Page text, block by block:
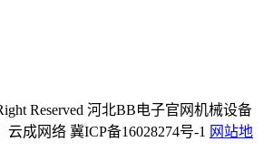
Reserved 河北BB电子官网机械设备
成网络 冀ICP备16028274号-1 网站地